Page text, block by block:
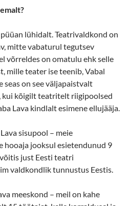
lühidalt. Teatrivaldkond on
mitte vabaturul tegutsev
võrreldes on omatulu ehk selle
mille teater ise teenib, Vabal
seas on see väljapaistvalt
kui kõigilt teatritelt riigipoolsed
Lava kindlalt esimene ellujääja.
sisupool – meie
hooaja jooksul esietendunud 9
just Eesti teatri
valdkondlik tunnustus Eestis.
meeskond – meil on kahe